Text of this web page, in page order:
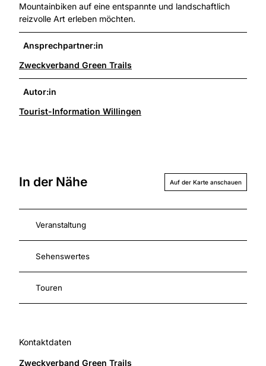
Mountainbiken auf eine entspannte und landschaftlich
reizvolle Art erleben möchten.
Ansprechpartner:in
Zweckverband Green Trails
Autor:in
Tourist-Information Willingen
In der Nähe Auf der Karte anschauen
Veranstaltung
Sehenswertes
Touren
Kontaktdaten
Zweckverband Green Trails